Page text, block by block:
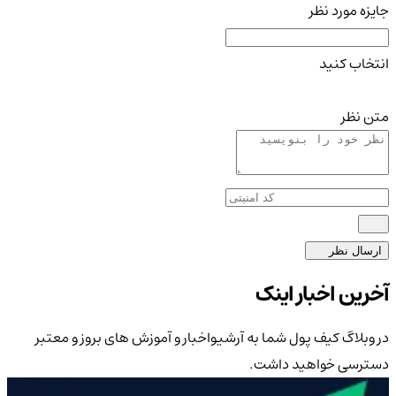
جایزه مورد نظر
انتخاب کنید
متن نظر
ارسال نظر
آخرین اخبار اینک
در وبلاگ کیف پول شما به آرشیواخبار و آموزش های بروز و معتبر
دسترسی خواهید داشت.